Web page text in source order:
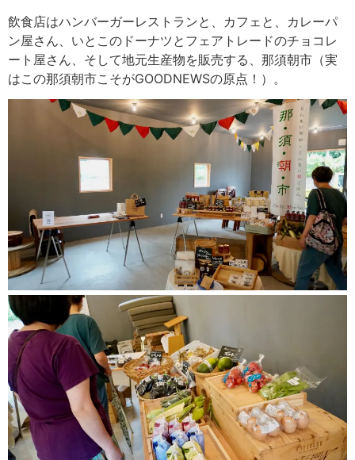
飲食店はハンバーガーレストランと、カフェと、カレーパ
ン屋さん、いとこのドーナツとフェアトレードのチョコレ
ート屋さん、そして地元生産物を販売する、那須朝市（実
はこの那須朝市こそがGOODNEWSの原点！）。